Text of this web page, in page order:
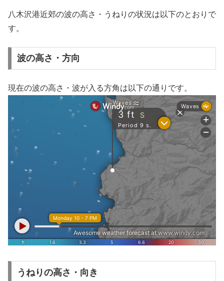
八木沢港近郊の波の高さ・うねりの状況は以下のとおりで
す。
波の高さ・方向
現在の波の高さ・波が入る方角は以下の通りです。
うねりの高さ・向き